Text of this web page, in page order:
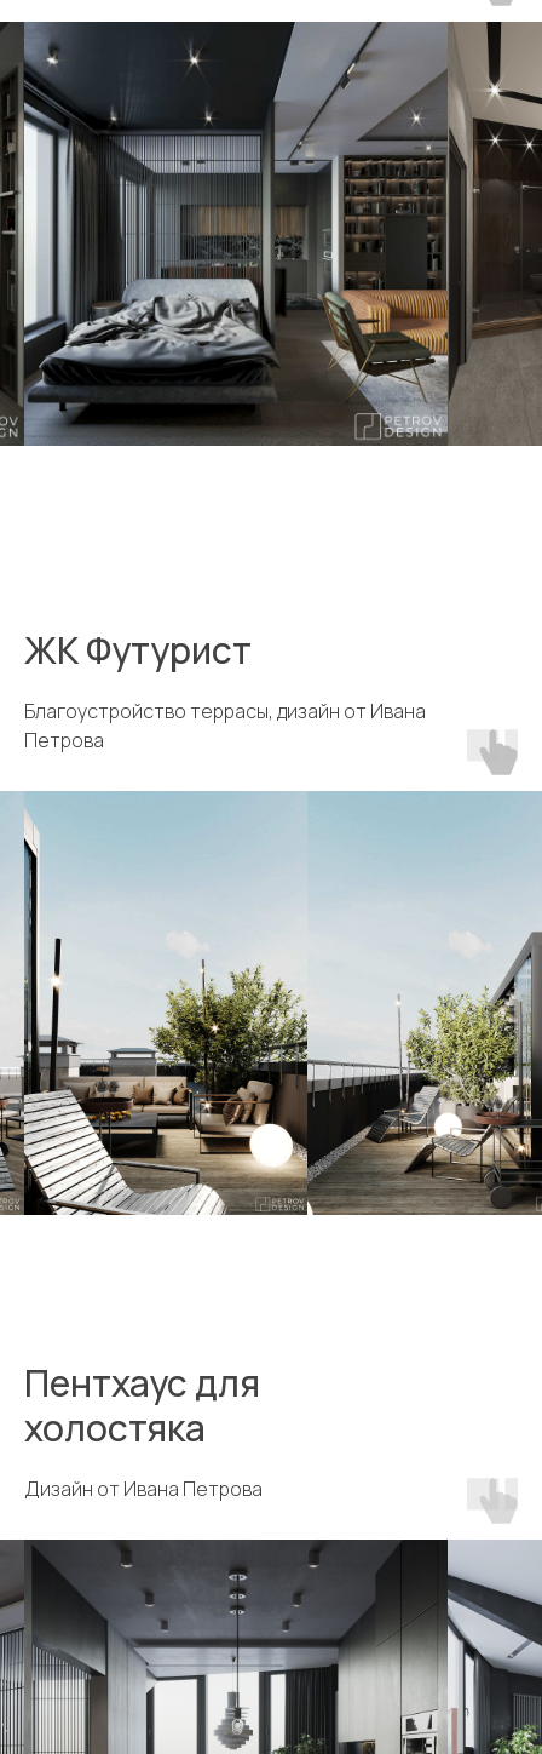
ЖК Футурист
Благоустройство террасы, дизайн от Ивана
Петрова
Пентхаус для
холостяка
Дизайн от Ивана Петрова